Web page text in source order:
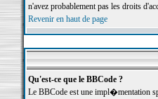
n'avez probablement pas les droits
Revenir en haut de page
Qu'est-ce que le BBCode ?
Le BBCode est une impl�mentation